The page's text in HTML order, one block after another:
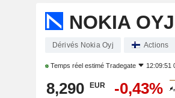
NOKIA OYJ
Dérivés Nokia Oyj Actions
Temps réel estimé Tradegate 12:09:51
8,290 EUR -0,43%